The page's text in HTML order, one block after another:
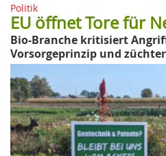
Politik
EU öffnet Tore für
Bio-Branche kritisiert
Vorsorgeprinzip und